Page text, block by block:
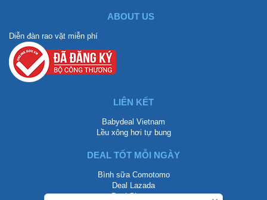
ABOUT US
Diễn đàn rao vặt miễn phí
LIÊN KẾT
Babydeal Vietnam
Lều xông hơi tự bung
DEAL TỐT MỖI NGÀY
Bình sữa Comotomo
Deal Lazada
Deal Shopee